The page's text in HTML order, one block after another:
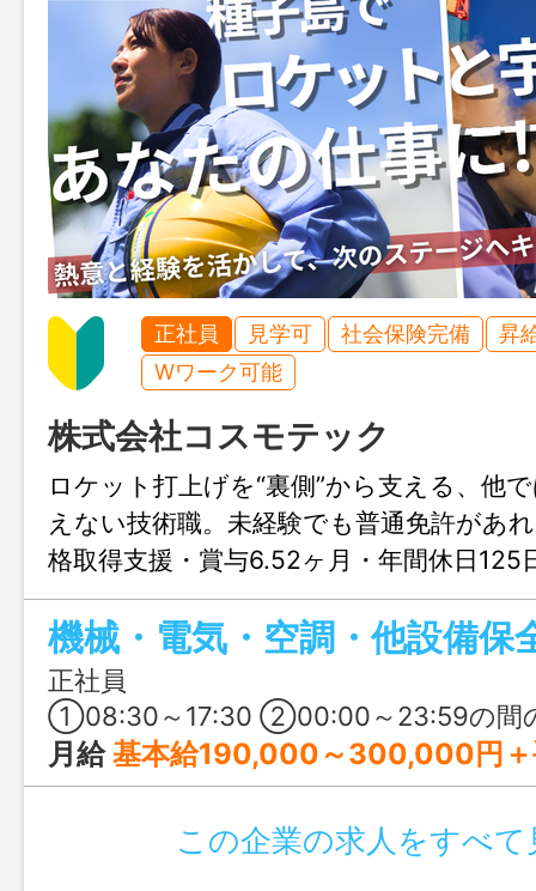
正社員 見学可 社会保険完備
昇
Wワーク可能
株式会社コスモテック
ロケット打上げを“裏側”から支える、他
えない技術職。未経験でも普通免許があ
格取得支援・賞与6.52ヶ月・年間休日125
経験者はJAXA関連業務や年収アップも目
定を両立できる求人です。
機械・電気・空調・他設備保
正社員
①08:30～17:30 ②00:00～23:59の間の8時間（交替シフト制） 基本は①、
月給基本給190,000～300,000円＋手当 ※賃金については、経験・
この企業の求人をすべて